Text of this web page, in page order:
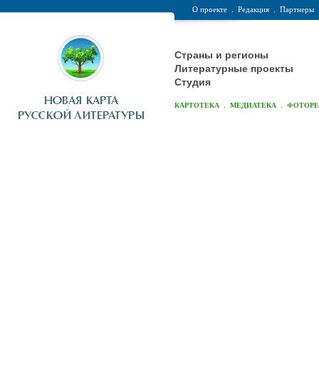
О проекте Редакция Партнеры
Страны и регионы
Литературные проекты
Студия
КАРТОТЕКА МЕДИАТЕКА